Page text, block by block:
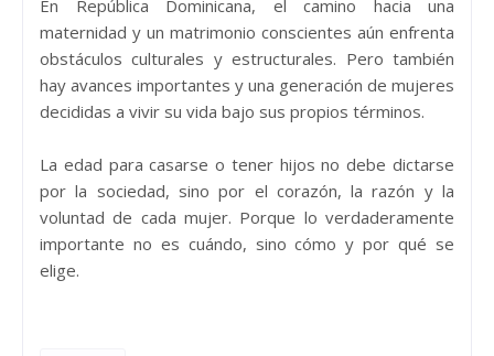
En República Dominicana, el camino hacia una
maternidad y un matrimonio conscientes aún enfrenta
obstáculos culturales y estructurales. Pero también
hay avances importantes y una generación de mujeres
decididas a vivir su vida bajo sus propios términos.
La edad para casarse o tener hijos no debe dictarse
por la sociedad, sino por el corazón, la razón y la
voluntad de cada mujer. Porque lo verdaderamente
importante no es cuándo, sino cómo y por qué se
elige.